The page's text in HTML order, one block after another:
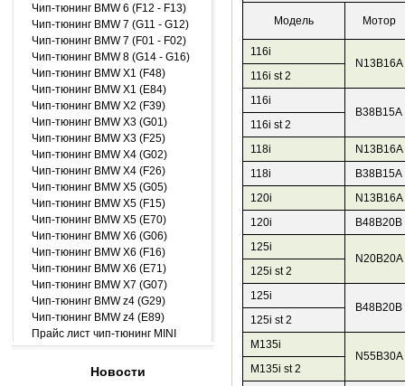
Чип-тюнинг BMW 6 (F12 - F13)
Чип-тюнинг BMW 7 (G11 - G12)
Чип-тюнинг BMW 7 (F01 - F02)
Чип-тюнинг BMW 8 (G14 - G16)
Чип-тюнинг BMW X1 (F48)
Чип-тюнинг BMW X1 (E84)
Чип-тюнинг BMW X2 (F39)
Чип-тюнинг BMW X3 (G01)
Чип-тюнинг BMW X3 (F25)
Чип-тюнинг BMW X4 (G02)
Чип-тюнинг BMW X4 (F26)
Чип-тюнинг BMW X5 (G05)
Чип-тюнинг BMW X5 (F15)
Чип-тюнинг BMW X5 (E70)
Чип-тюнинг BMW X6 (G06)
Чип-тюнинг BMW X6 (F16)
Чип-тюнинг BMW X6 (E71)
Чип-тюнинг BMW X7 (G07)
Чип-тюнинг BMW z4 (G29)
Чип-тюнинг BMW z4 (E89)
Прайс лист чип-тюнинг MINI
Новости
Модель Мотор
116i
N13B16A
116i st 2
116i
B38B15A
116i st 2
118i
N13B16A
118i
B38B15A
120i
N13B16A
120i
B48B20B
125i
N20B20A
125i st 2
125i
B48B20B
125i st 2
M135i
N55B30A
M135i st 2